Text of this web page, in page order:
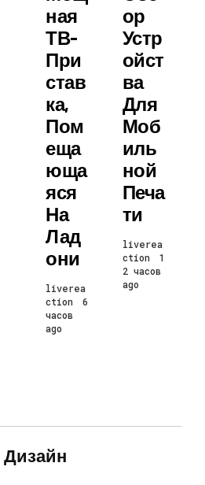
Ная
ТВ-
При
Став
Ка,
Пом
Еща
Юща
Яся
На
Лад
Они
liverea
ction
6
часов
ago
Ор
Устр
Ойст
Ва
Для
Моб
Иль
Ной
Печа
Ти
liverea
ction
1
2 часов
ago
Дизайн